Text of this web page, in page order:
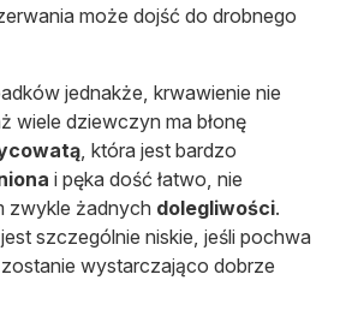
może dojść do drobnego
jednakże, krwawienie nie
wiele dziewczyn ma błonę
, która jest bardzo
i pęka dość łatwo, nie
zwykle żadnych dolegliwości.
szczególnie niskie, jeśli pochwa
wystarczająco dobrze